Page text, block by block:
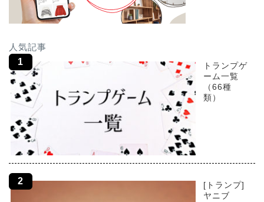
人気記事
トランプゲ
ーム一覧
（66種
類）
[トランプ]
ヤニブ